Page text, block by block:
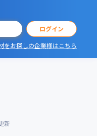
ログイン
をお探しの企業様はこちら
新